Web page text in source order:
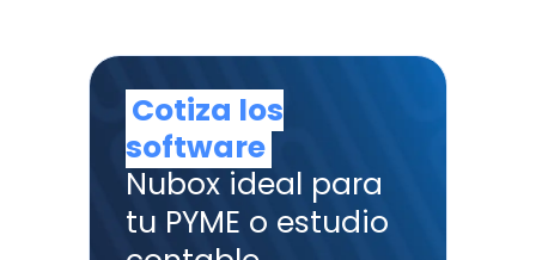
Cotiza los
software
Nubox ideal para
tu PYME o estudio